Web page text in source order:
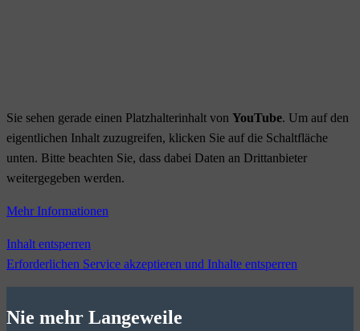
Sie sehen gerade einen Platzhalterinhalt von YouTube. Um auf den
eigentlichen Inhalt zuzugreifen, klicken Sie auf die Schaltfläche
unten. Bitte beachten Sie, dass dabei Daten an Drittanbieter
weitergegeben werden.
Mehr Informationen
Inhalt entsperren
Erforderlichen Service akzeptieren und Inhalte entsperren
Nie mehr Langeweile